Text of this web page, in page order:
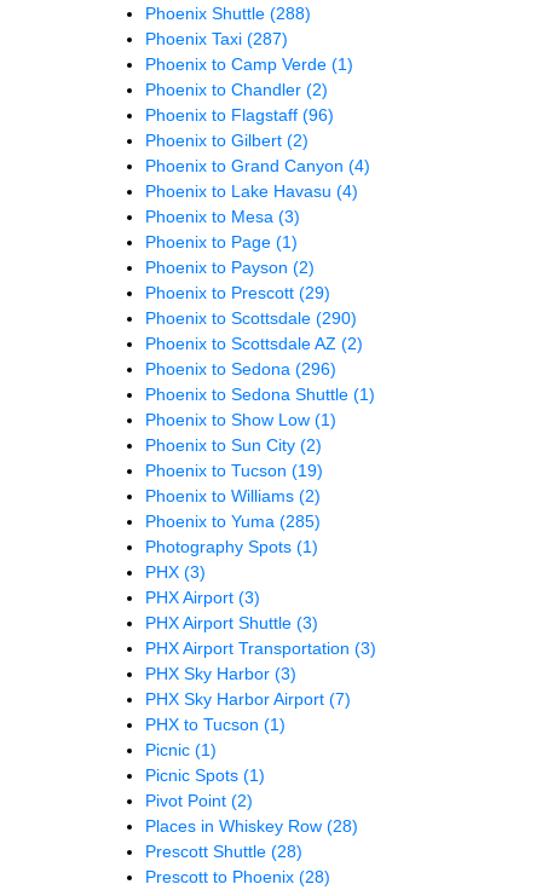
Phoenix Shuttle (288)
Phoenix Taxi (287)
Phoenix to Camp Verde (1)
Phoenix to Chandler (2)
Phoenix to Flagstaff (96)
Phoenix to Gilbert (2)
Phoenix to Grand Canyon (4)
Phoenix to Lake Havasu (4)
Phoenix to Mesa (3)
Phoenix to Page (1)
Phoenix to Payson (2)
Phoenix to Prescott (29)
Phoenix to Scottsdale (290)
Phoenix to Scottsdale AZ (2)
Phoenix to Sedona (296)
Phoenix to Sedona Shuttle (1)
Phoenix to Show Low (1)
Phoenix to Sun City (2)
Phoenix to Tucson (19)
Phoenix to Williams (2)
Phoenix to Yuma (285)
Photography Spots (1)
PHX (3)
PHX Airport (3)
PHX Airport Shuttle (3)
PHX Airport Transportation (3)
PHX Sky Harbor (3)
PHX Sky Harbor Airport (7)
PHX to Tucson (1)
Picnic (1)
Picnic Spots (1)
Pivot Point (2)
Places in Whiskey Row (28)
Prescott Shuttle (28)
Prescott to Phoenix (28)